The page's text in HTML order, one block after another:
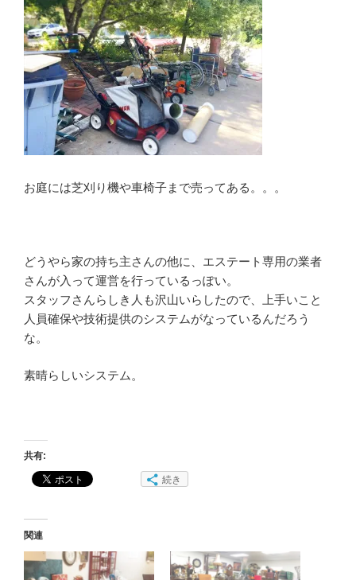
お庭には芝刈り機や車椅子まで売ってある。。。
どうやら家の持ち主さんの他に、エステート専用の業者
さんが入って運営を行っているっぽい。
スタッフさんらしき人も沢山いらしたので、上手いこと
人員確保や技術提供のシステムがなっているんだろう
な。
素晴らしいシステム。
共有:
続き
関連